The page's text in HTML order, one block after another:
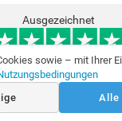
Ausgezeichnet
auf 175 Trustpilot-
sowie – mit Ihrer
Alle